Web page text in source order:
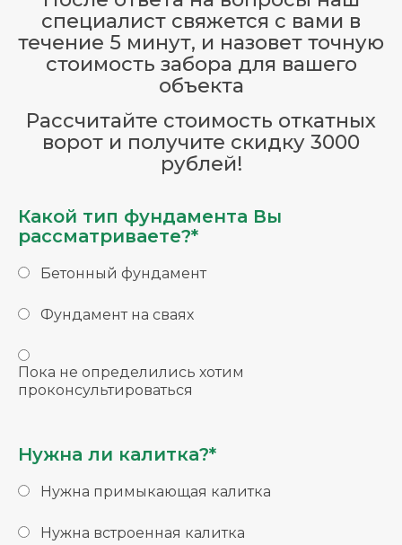
специалист свяжется с вами в
течение 5 минут, и назовет точную
стоимость забора для вашего
объекта
Рассчитайте стоимость откатных
ворот и получите скидку 3000
рублей!
Какой тип фундамента Вы
рассматриваете?*
Бетонный фундамент
Фундамент на сваях
Пока не определились хотим
проконсультироваться
Нужна ли калитка?*
Нужна примыкающая калитка
Нужна встроенная калитка